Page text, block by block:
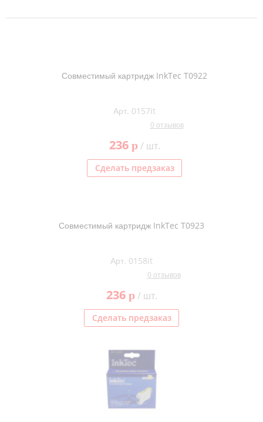
Совместимый картридж InkTec T0922
Арт. 0157it
0 отзывов
236 p/ шт.
Сделать предзаказ
Совместимый картридж InkTec T0923
Арт. 0158it
0 отзывов
236 p/ шт.
Сделать предзаказ